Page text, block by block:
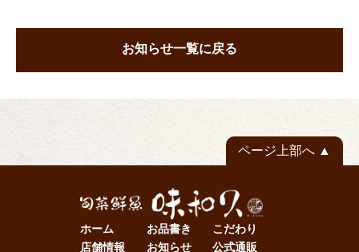
お知らせ一覧に戻る
ページ上部へ
ホーム お品書き
こだわり
店舗情報
お知らせ 公式通販